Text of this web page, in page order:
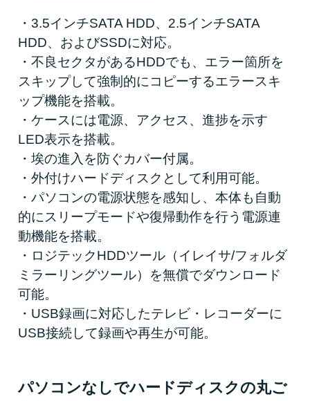
・3.5インチSATA HDD、2.5インチSATA
HDD、およびSSDに対応。
・不良セクタがあるHDDでも、エラー箇所を
スキップして強制的にコピーするエラースキ
ップ機能を搭載。
・ケースには電源、アクセス、進捗を示す
LED表示を搭載。
・埃の進入を防ぐカバー付属。
・外付けハードディスクとして利用可能。
・パソコンの電源状態を感知し、本体も自動
的にスリープモードや復帰動作を行う電源連
動機能を搭載。
・ロジテックHDDツール（イレイサ/フォルダ
ミラーリングツール）を無償でダウンロード
可能。
・USB録画に対応したテレビ・レコーダーに
USB接続して録画や再生が可能。
パソコンなしでハードディスクの丸ご